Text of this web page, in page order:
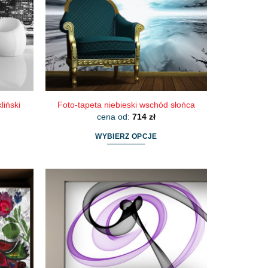
wybrać
na
stronie
produktu
Foto-tapeta niebieski wschód słońca
cena od: 714 zł
WYBIERZ OPCJE
wiele
wariantów.
Opcje
można
wybrać
na